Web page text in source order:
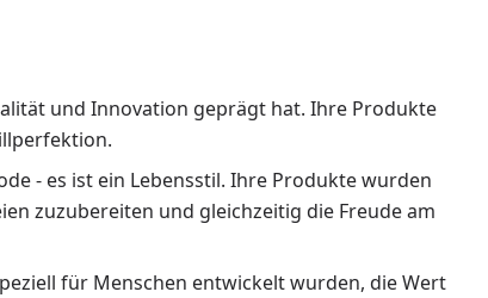
und Innovation geprägt hat. Ihre Produkte
- es ist ein Lebensstil. Ihre Produkte wurden
zuzubereiten und gleichzeitig die Freude am
für Menschen entwickelt wurden, die Wert